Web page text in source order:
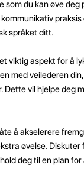
du kan øve deg
praksis
språket ditt.
viktig aspekt for å
med veilederen
vil hjelpe deg
å akselerere
øvelse. Diskuter
deg til en plan